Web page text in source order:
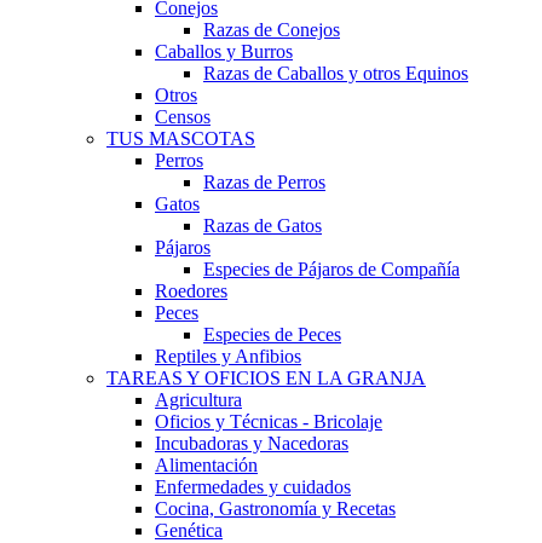
Conejos
Razas de Conejos
Caballos y Burros
Razas de Caballos y otros Equinos
Otros
Censos
TUS MASCOTAS
Perros
Razas de Perros
Gatos
Razas de Gatos
Pájaros
Especies de Pájaros de Compañía
Roedores
Peces
Especies de Peces
Reptiles y Anfibios
TAREAS Y OFICIOS EN LA GRANJA
Agricultura
Oficios y Técnicas - Bricolaje
Incubadoras y Nacedoras
Alimentación
Enfermedades y cuidados
Cocina, Gastronomía y Recetas
Genética